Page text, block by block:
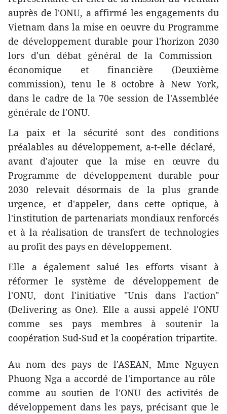
auprès de l'ONU, a affirmé les engagements du
Vietnam ​dans la mise en oeuvre du Programme
de développement durable ​pour l'horizon 2030
lors d'un débat ​général ​de la Commission ​
économique et financière (Deuxième
commission), tenu le 8 octobre à New York,
dans le cadre de la 70e session de l'Assemblée
générale de l'ONU​.
La paix et la sécurité sont des conditions
préalables au développement, a-t-elle déclaré, ​
avant d'ajouter que la mise en œuvre du
Programme de développement durable ​pour
2030 ​relevait désormais de la plus grande
urgence, ​et d'appeler, dans cette optique, à
l'institution de partenariats mondiaux renforcés
et ​à la réalisation de transfert de technologies
au profit des pays en développement.
Elle a ​également salué les efforts visant à
réformer le système de développement de
l'ONU, dont l'initiative "Unis dans l'action"
(Delivering as One). Elle a aussi appelé l'ONU
comme ses pays membres à soutenir la
coopération Sud-Sud et la coopération tripartite.
Au nom des pays de l'ASEAN, Mme Nguyen
Phuong Nga a ​accordé de l'importance au rôle ​
comme au soutien de l'ONU ​des activités de
développement dans les pays, ​précisant que le